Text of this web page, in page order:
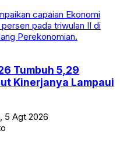
Tumbuh 5,29
Kinerjanya Lampaui
5 Agt 2026